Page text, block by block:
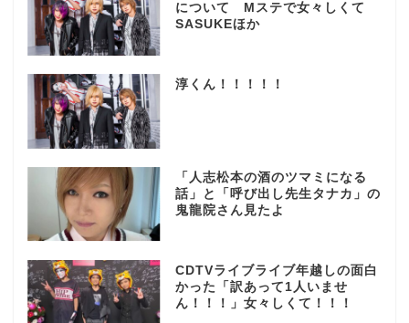
について Mステで女々しくて
SASUKEほか
淳くん！！！！！
「人志松本の酒のツマミになる
話」と「呼び出し先生タナカ」の
鬼龍院さん見たよ
CDTVライブライブ年越しの面白
かった「訳あって1人いませ
ん！！！」女々しくて！！！